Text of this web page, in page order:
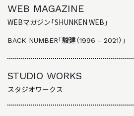
WEB MAGAZINE
WEBマガジン「SHUNKEN WEB」
BACK NUMBER「駿建（1996 - 2021）」
STUDIO WORKS
スタジオワークス